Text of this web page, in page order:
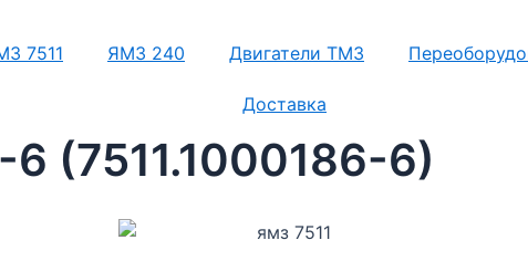
7511 ЯМЗ 240 Двигатели ТМЗ
Доставка
(7511.1000186-6)